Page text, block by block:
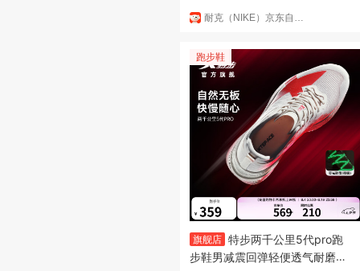
耐克（NIKE）京东自营旗舰店
跑步鞋
旗舰店 特步两千公里5代pro跑
步鞋男减震回弹轻便透气耐磨无